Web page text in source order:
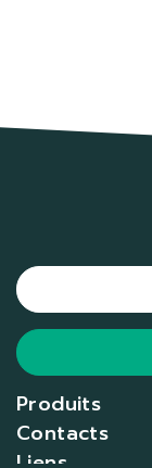
Produits
Contacts